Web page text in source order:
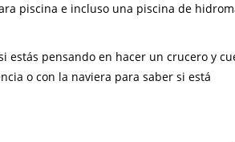
piscina e incluso una piscina de
estás pensando en hacer un crucero y
o con la naviera para saber si está